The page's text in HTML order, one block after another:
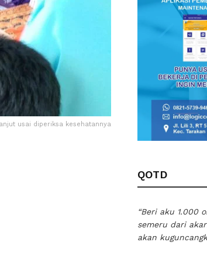
usai diperiksa kesehatannya
QOTD
“Beri aku 1.000
semeru dari
akan